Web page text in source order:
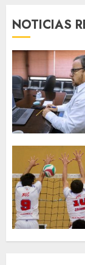
NOTICIAS